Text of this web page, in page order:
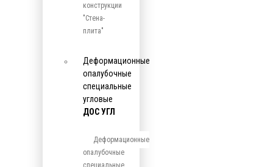
конструкции
"Стена-
плита"
Деформационные
опалубочные
специальные
угловые
ДОС УГЛ
Деформационные
опалубочные